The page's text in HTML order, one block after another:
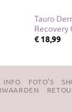
Tauro
Recovery
€18,99
INFO FOTO’S